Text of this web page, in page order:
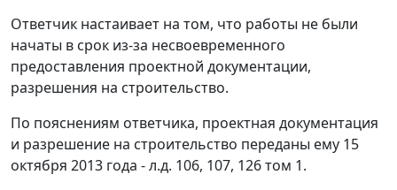
Ответчик настаивает на том, что работы не были
начаты в срок из-за несвоевременного
предоставления проектной документации,
разрешения на строительство.
По пояснениям ответчика, проектная документация
и разрешение на строительство переданы ему 15
октября 2013 года - л.д. 106, 107, 126 том 1.